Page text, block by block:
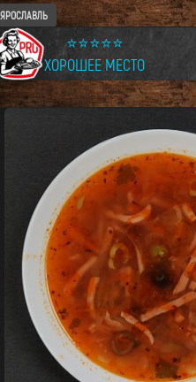
ЯРОСЛАВЛЬ
⭐⭐⭐⭐⭐
ХОРОШЕЕ МЕСТО